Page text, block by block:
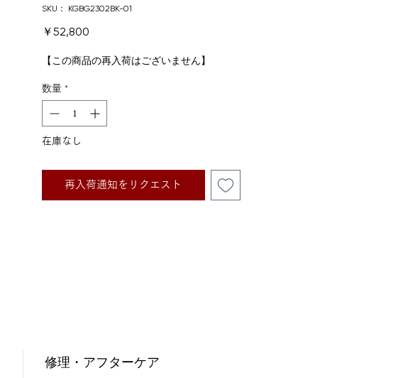
SKU： KGBG2302BK-01
￥52,800
【この商品の再入荷はございません】
数量 *
在庫なし
再入荷通知をリクエスト
修理・アフターケア